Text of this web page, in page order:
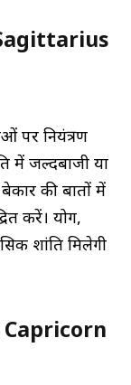
पर नियंत्रण
में जल्दबाजी या
की बातों में
करें। योग,
शांति मिलेगी